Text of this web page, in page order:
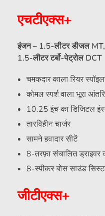
एचटीएक्स+
इंजन – 1.5-लीटर डीजल MT,
1.5-लीटर टर्बो-पेट्रोल DCT
चमकदार काला रियर
कोमल स्पर्श वाला भूरा
10.25 इंच का डिजिटल
तारविहीन चार्जर
सामने हवादार सीटें
8-तरफ़ा संचालित ड्राइवर
8-स्पीकर बोस साउंड
जीटीएक्स+